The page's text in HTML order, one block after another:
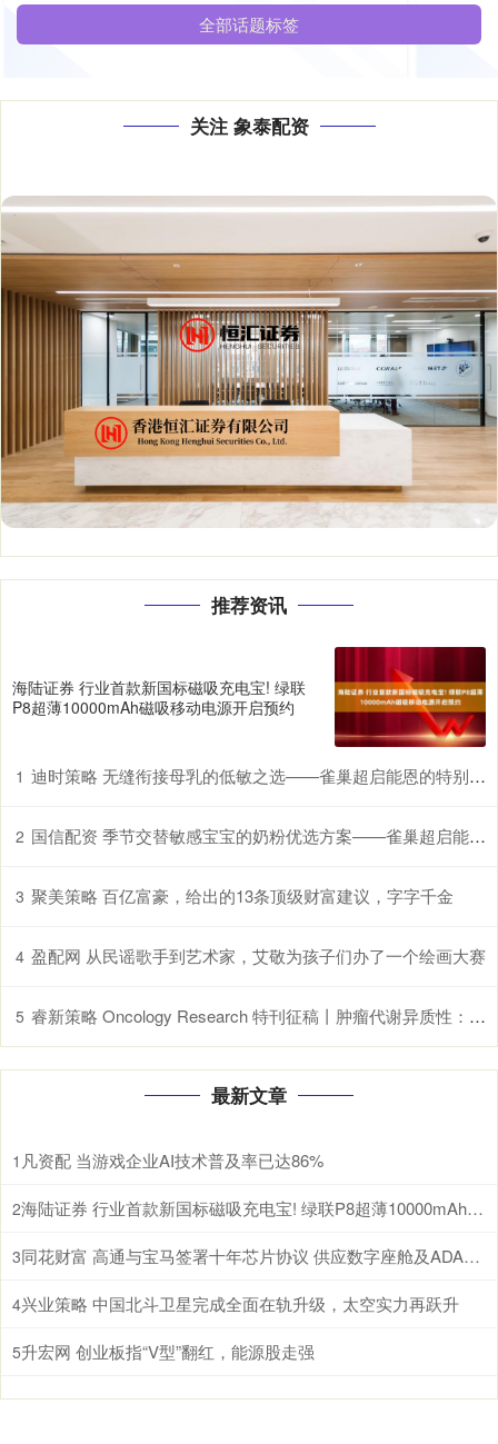
全部话题标签
关注 象泰配资
推荐资讯
海陆证券 行业首款新国标磁吸充电宝! 绿联
P8超薄10000mAh磁吸移动电源开启预约
1 迪时策略 无缝衔接母乳的低敏之选——雀巢超启能恩的特别优势
2 国信配资 季节交替敏感宝宝的奶粉优选方案——雀巢超启能恩，守护脆弱肠胃
3 聚美策略 百亿富豪，给出的13条顶级财富建议，字字千金
4 盈配网 从民谣歌手到艺术家，艾敬为孩子们办了一个绘画大赛
5 睿新策略 Oncology Research 特刊征稿丨肿瘤代谢异质性：机制、生物标志物与治疗意义_研究
最新文章
1 凡资配 当游戏企业AI技术普及率已达86%
2 海陆证券 行业首款新国标磁吸充电宝! 绿联P8超薄10000mAh磁吸移动电源开启预约
3 同花财富 高通与宝马签署十年芯片协议 供应数字座舱及ADAS计算芯片
4兴业策略 中国北斗卫星完成全面在轨升级，太空实力再跃升
5升宏网 创业板指“V型”翻红，能源股走强